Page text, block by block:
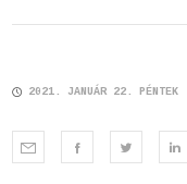
2021. JANUÁR 22. PÉNTEK